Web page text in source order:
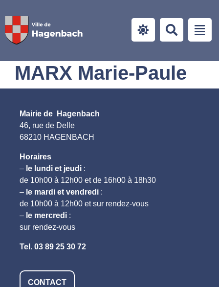
MARX Marie-Paule
Mairie de Hagenbach
46, rue de Delle
68210 HAGENBACH
Horaires
– le lundi et jeudi :
de 10h00 à 12h00 et de 16h00 à 18h30
– le mardi et vendredi :
de 10h00 à 12h00 et sur rendez-vous
– le mercredi :
sur rendez-vous
Tel. 03 89 25 30 72
CONTACT